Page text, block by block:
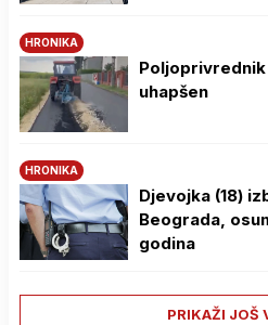
HRONIKA
uhapšen
HRONIKA
Djevojka (18)
Beograda,
godina
PRIKAŽI JOŠ